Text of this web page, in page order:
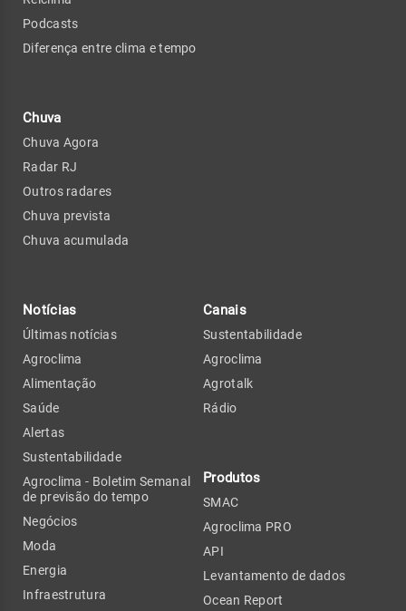
Podcasts
Diferença entre clima e tempo
Chuva
Chuva Agora
Radar RJ
Outros radares
Chuva prevista
Chuva acumulada
Notícias
Últimas notícias
Agroclima
Alimentação
Saúde
Alertas
Sustentabilidade
Agroclima - Boletim Semanal
de previsão do tempo
Negócios
Moda
Energia
Infraestrutura
Canais
Sustentabilidade
Agroclima
Agrotalk
Rádio
Produtos
SMAC
Agroclima PRO
API
Levantamento de dados
Ocean Report